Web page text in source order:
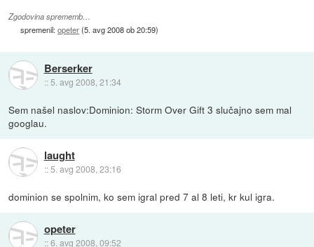
Zgodovina sprememb…
spremenil:opeter(5. avg 2008 ob 20:59)
Berserker
:: 5. avg 2008, 21:34
Sem našel naslov:Dominion: Storm Over Gift 3 slučajno sem mal
googlau.
laught
::5. avg 2008, 23:16
dominion se spolnim, ko sem igral pred 7 al 8 leti, kr kul igra.
opeter
::6. avg 2008, 09:52